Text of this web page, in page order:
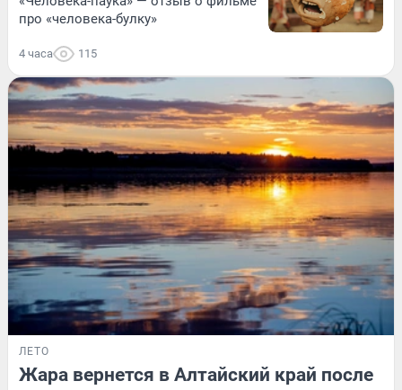
про «человека-булку»
4 часа 115
ЛЕТО
Жара вернется в Алтайский край после